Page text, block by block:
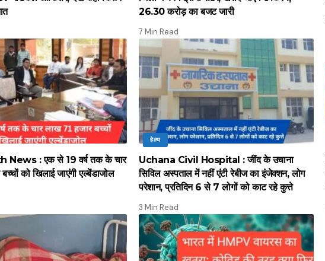
26.30 करोड़ का बजट जारी
7 Min Read
: एक से 19 वर्ष तक के चार
को खिलाई जाएंगी एल्बेंडाजोल
हेल्थ
Uchana Civil Hospital : जींद के उचाना
सिविल अस्पताल में नहीं एंटी रेबीज का इंजेक्शन, लोग
परेशान, प्रतिदिन 6 से 7 लोगों को काट रहे कुत्ते
3 Min Read